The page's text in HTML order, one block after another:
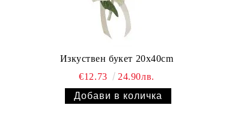
Изкуствен букет 20x40cm
€12.73
24.90лв.